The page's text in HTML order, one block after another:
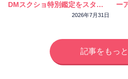
DMスクショ特別鑑定をスター
2026年7月31日
ー
記事をもっ